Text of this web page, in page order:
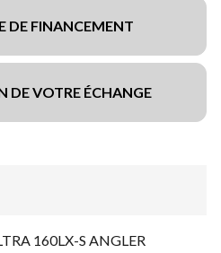
DE FINANCEMENT
DE VOTRE ÉCHANGE
160LX-S ANGLER